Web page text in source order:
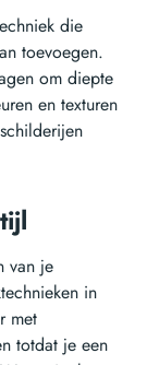
die
toevoegen.
om diepte
en texturen
van je
in
met
totdat je een